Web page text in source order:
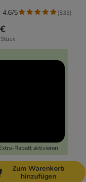
Rabatt aktivieren
4.6/5 (533)
Zum Warenkorb
hinzufügen